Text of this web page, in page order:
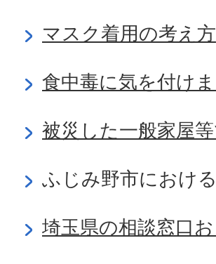
マスク着用の考え方
食中毒に気を付け
被災した一般家屋
ふじみ野市におけ
埼玉県の相談窓口